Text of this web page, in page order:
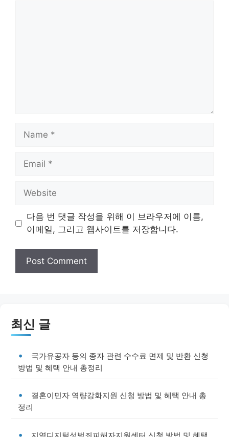
Name
Email
Website
다음 번 댓글 작성을 위해 이 브라우저에 이름,
이메일, 그리고 웹사이트를 저장합니다.
최신 글
국가유공자 등의 종자 관련 수수료 면제 및 반환 신청
방법 및 혜택 안내 총정리
결혼이민자 역량강화지원 신청 방법 및 혜택 안내 총
정리